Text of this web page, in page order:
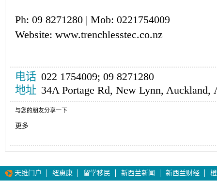
Ph: 09 8271280 | Mob: 0221754009
Website: www.trenchlesstec.co.nz
电话 022 1754009; 09 8271280
地址 34A Portage Rd, New Lynn,
与您的朋友分享一下
更多
天维门户 纽惠康 留学移民 新西兰新闻 新西兰财经